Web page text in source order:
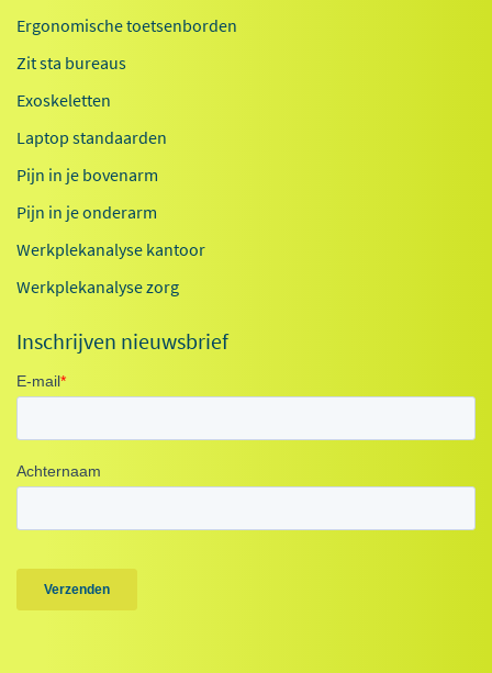
Ergonomische toetsenborden
Zit sta bureaus
Exoskeletten
Laptop standaarden
Pijn in je bovenarm
Pijn in je onderarm
Werkplekanalyse kantoor
Werkplekanalyse zorg
Inschrijven nieuwsbrief